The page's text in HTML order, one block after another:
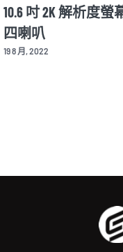
2K 解析度螢幕與
2022